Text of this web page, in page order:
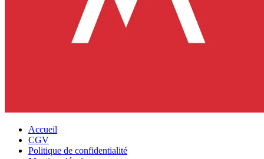
Accueil
CGV
Politique de confidentialité